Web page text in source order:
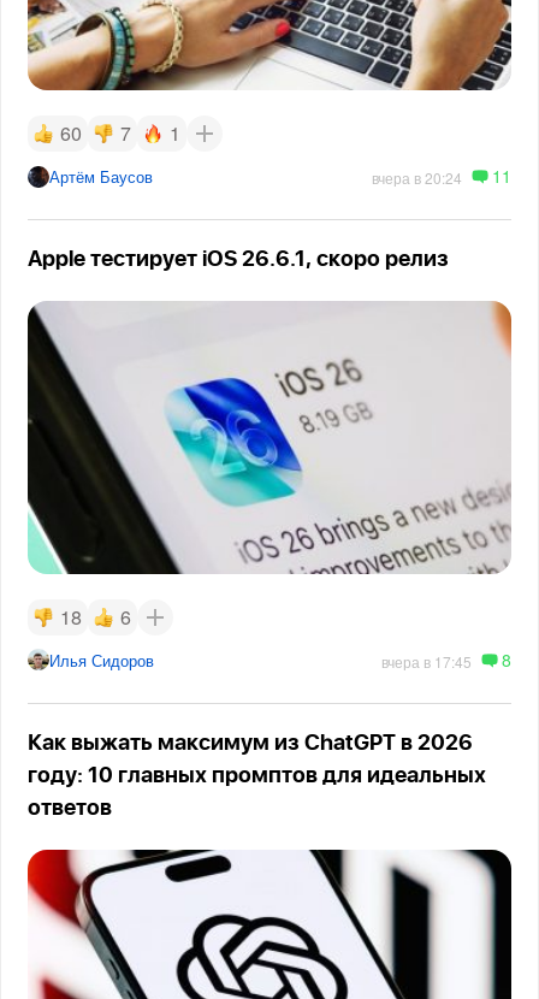
60 7 1
Артём Баусов вчера в 20:24 11
Apple тестирует iOS 26.6.1, скоро релиз
18 6
Илья Сидоров вчера в 17:45 8
Как выжать максимум из ChatGPT в 2026
году: 10 главных промптов для идеальных
ответов